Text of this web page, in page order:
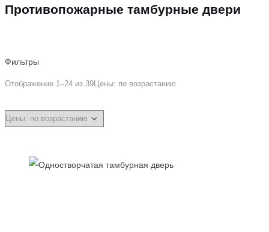
Противопожарные тамбурные двери
Фильтры
Отображение 1–24 из 39 Цены: по возрастанию